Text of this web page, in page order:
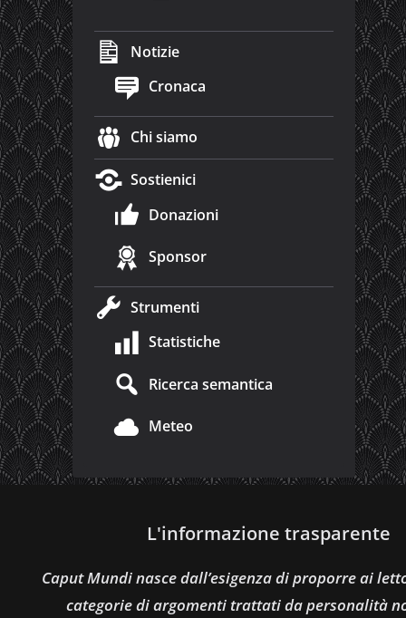
Notizie
Cronaca
Chi siamo
Sostienici
Donazioni
Sponsor
Strumenti
Statistiche
Ricerca semantica
Meteo
L'informazione trasparente
Caput Mundi nasce dall’esigenza di proporre ai
categorie di argomenti trattati da personalità